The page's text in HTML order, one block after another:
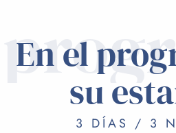
En el
su
3 DÍAS / 3